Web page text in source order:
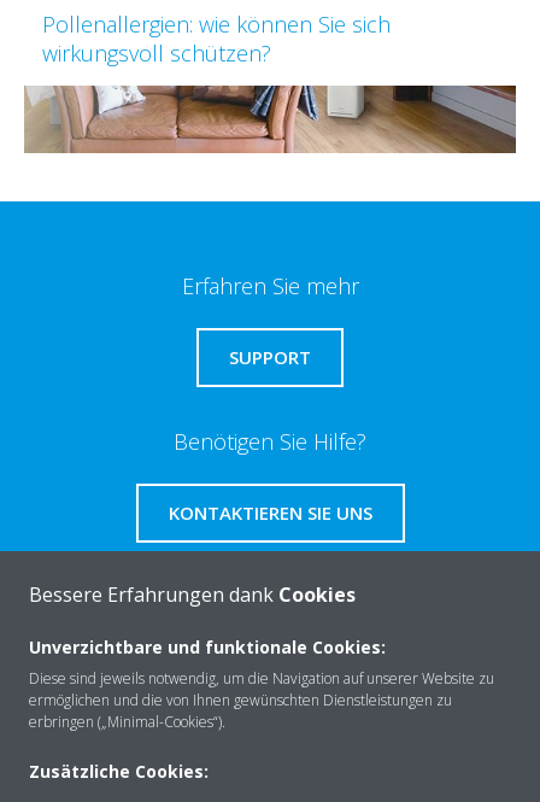
Pollenallergien: wie können Sie sich
wirkungsvoll schützen?
Erfahren Sie mehr
SUPPORT
Benötigen Sie Hilfe?
KONTAKTIEREN SIE UNS
Über Daikin
Bessere Erfahrungen dank Cookies
Unverzichtbare und funktionale Cookies:
Diese sind jeweils notwendig, um die Navigation auf unserer Website zu
ermöglichen und die von Ihnen gewünschten Dienstleistungen zu
erbringen („Minimal-Cookies“).
Zusätzliche Cookies: